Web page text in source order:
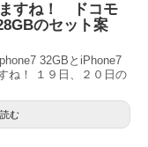
ますね！ ドコモ
のセット案
32GBとiPhone7
ね！ １９日、２０日の
む